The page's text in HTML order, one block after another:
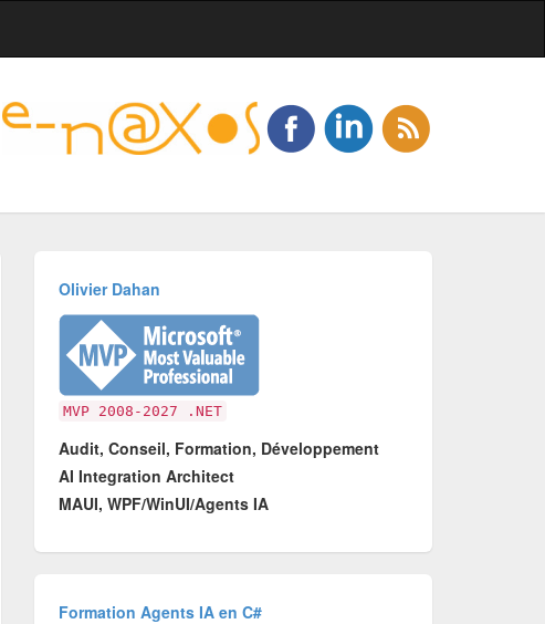
Olivier Dahan
MVP 2008-2027 .NET
Audit, Conseil, Formation, Développement
AI Integration Architect
MAUI, WPF/WinUI/Agents IA
Formation Agents IA en C#